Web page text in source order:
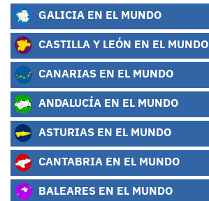
GALICIA EN EL MUNDO
CASTILLA Y LEÓN EN EL MUNDO
CANARIAS EN EL MUNDO
ANDALUCÍA EN EL MUNDO
ASTURIAS EN EL MUNDO
CANTABRIA EN EL MUNDO
BALEARES EN EL MUNDO